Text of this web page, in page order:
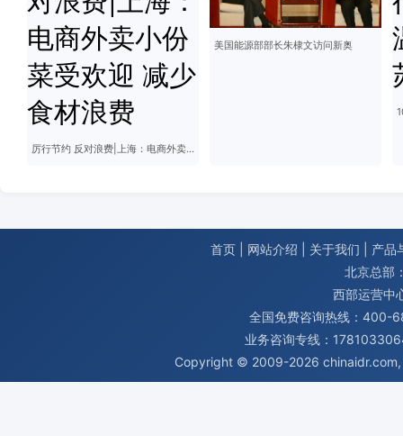
厉行节约 反对浪费|上海：电商外卖小份菜受欢迎 减少食材浪费
美国能源部部长朱棣文访问新奥
首页 网站介绍 关于我们
产品
北京总部
西部运营中
全国免费咨询热线：400-
业务咨询专线：
Copyright © 2009-2026 chinaidr.com